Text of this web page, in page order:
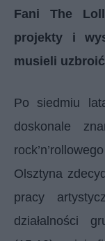
Fani The
projekty i
musieli
Po siedmiu
doskonale
Olsztyna
pracy
działalności